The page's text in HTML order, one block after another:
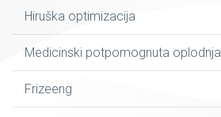
Hiruška optimizacija
Medicinski potpomognuta oplodnja
Frizeeng